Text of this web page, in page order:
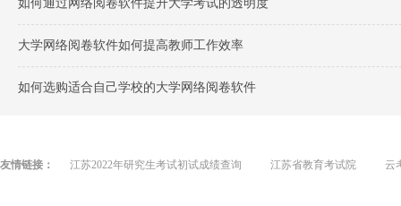
如何通过网络阅卷软件提升大学考试的透明度
大学网络阅卷软件如何提高教师工作效率
如何选购适合自己学校的大学网络阅卷软件
友情链接： 江苏2022年研究生考试初试成绩查询 江苏省教育考试院 云